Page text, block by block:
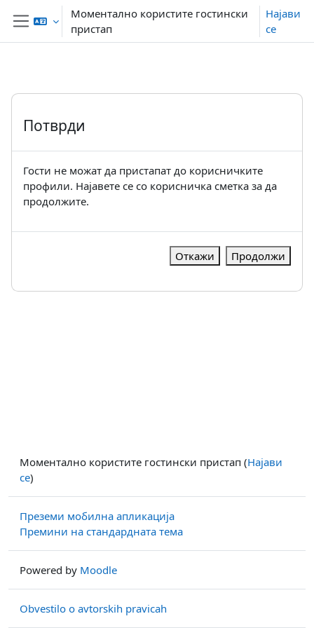
Оди до главна содржина
Страничен панел
Моментално користите гостински
пристап
Најави
се
Потврди
Гости не можат да пристапат до корисничките
профили. Најавете се со корисничка сметка за да
продолжите.
Откажи Продолжи
Моментално користите гостински пристап (Најави
се)
Преземи мобилна апликација
Премини на стандардната тема
Powered by Moodle
Obvestilo o avtorskih pravicah